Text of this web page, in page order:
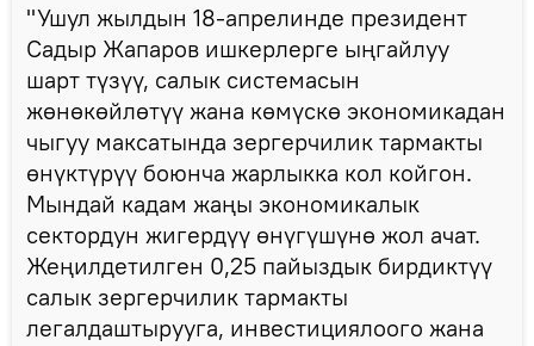
"Ушул жылдын 18-апрелинде президент
Садыр Жапаров ишкерлерге ыңгайлуу
шарт түзүү, салык системасын
жөнөкөйлөтүү жана көмүскө экономикадан
чыгуу максатында зергерчилик тармакты
өнүктүрүү боюнча жарлыкка кол койгон.
Мындай кадам жаңы экономикалык
сектордун жигердүү өнүгүшүнө жол ачат.
Жеңилдетилген 0,25 пайыздык бирдиктүү
салык зергерчилик тармакты
легалдаштырууга, инвестициялоого жана